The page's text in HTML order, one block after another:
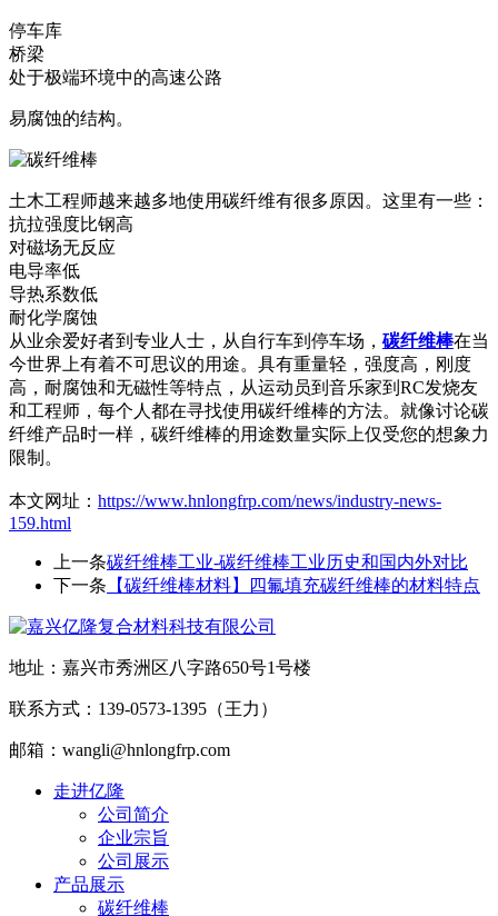
停车库
桥梁
处于极端环境中的高速公路
易腐蚀的结构。
土木工程师越来越多地使用碳纤维有很多原因。这里有一些：
抗拉强度比钢高
对磁场无反应
电导率低
导热系数低
耐化学腐蚀
从业余爱好者到专业人士，从自行车到停车场， 碳纤维棒在当
今世界上有着不可思议的用途。具有重量轻，强度高，刚度
高，耐腐蚀和无磁性等特点，从运动员到音乐家到RC发烧友
和工程师，每个人都在寻找使用碳纤维棒的方法。就像讨论碳
纤维产品时一样，碳纤维棒的用途数量实际上仅受您的想象力
限制。
本文网址： https://www.hnlongfrp.com/news/industry-news-
159.html
上一条碳纤维棒工业-碳纤维棒工业历史和国内外对比
下一条 【碳纤维棒材料】四氟填充碳纤维棒的材料特点
地址：嘉兴市秀洲区八字路650号1号楼
联系方式：139-0573-1395（王力）
邮箱：wangli@hnlongfrp.com
走进亿隆
公司简介
企业宗旨
公司展示
产品展示
碳纤维棒